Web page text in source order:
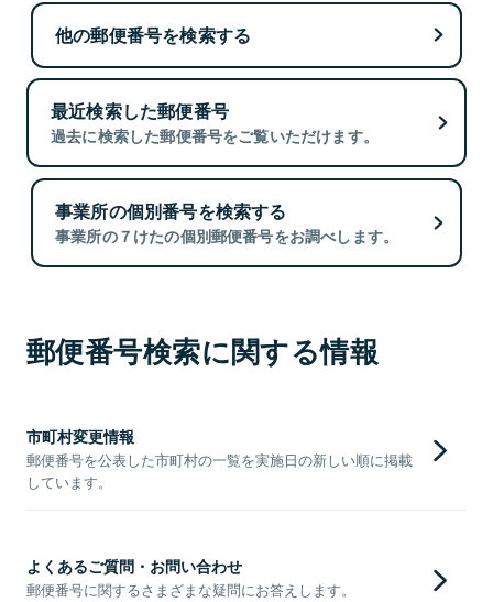
他の郵便番号を検索する
最近検索した郵便番号
過去に検索した郵便番号をご覧いただけます。
事業所の個別番号を検索する
事業所の７けたの個別郵便番号をお調べします。
郵便番号検索に関する情報
市町村変更情報
郵便番号を公表した市町村の一覧を実施日の新しい順に掲載
しています。
よくあるご質問・お問い合わせ
郵便番号に関するさまざまな疑問にお答えします。